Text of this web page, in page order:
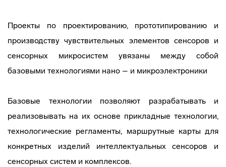
Проекты по проектированию, прототипированию и
производству чувствительных элементов сенсоров и
сенсорных микросистем увязаны между собой
базовыми технологиями нано – и микроэлектроники
Базовые технологии позволяют разрабатывать и
реализовывать на их основе прикладные технологии,
технологические регламенты, маршрутные карты для
конкретных изделий интеллектуальных сенсоров и
сенсорных систем и комплексов.